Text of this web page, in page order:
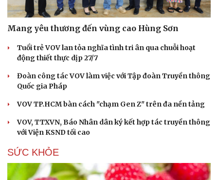
Mang yêu thương đến vùng cao Hùng Sơn
Tuổi trẻ VOV lan tỏa nghĩa tình tri ân qua chuỗi hoạt
động thiết thực dịp 27/7
Đoàn công tác VOV làm việc với Tập đoàn Truyền thông
Quốc gia Pháp
VOV TP.HCM bàn cách "chạm Gen Z" trên đa nền tảng
VOV, TTXVN, Báo Nhân dân ký kết hợp tác truyền thông
với Viện KSND tối cao
SỨC KHỎE